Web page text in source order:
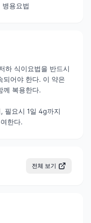
용요법
하 식이요법을 반드시
되어야 한다. 이 약은
께 복용한다.
필요시 1일 4g까지
한다.
전체 보기